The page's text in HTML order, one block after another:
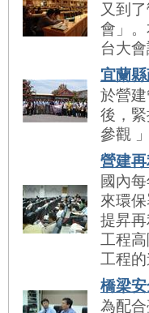
又到
會」
台大
宜蘭
於營
後，
參觀
營建
國內
來環
提昇
工程
工程
橋梁
為配